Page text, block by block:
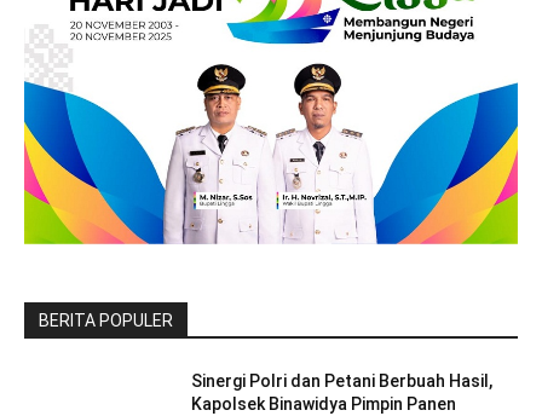
BERITA POPULER
Sinergi Polri dan Petani Berbuah Hasil,
Kapolsek Binawidya Pimpin Panen